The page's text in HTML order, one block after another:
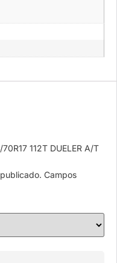
112T DUELER A/T
Campos